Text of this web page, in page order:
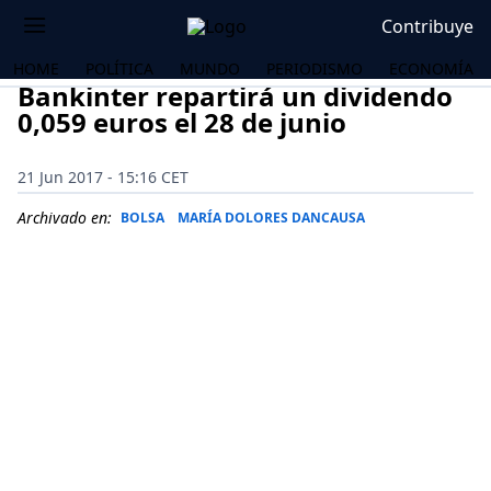
Contribuye
HOME POLÍTICA MUNDO PERIODISMO ECONOMÍA
Bankinter repartirá un dividendo
0,059 euros el 28 de junio
21 Jun 2017 - 15:16 CET
Archivado en: BOLSA MARÍA DOLORES DANCAUSA